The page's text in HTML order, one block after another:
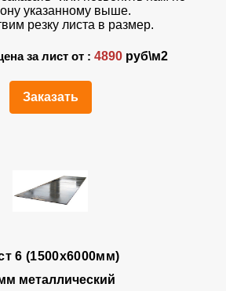
указанному выше.
резку листа в размер.
за лист от : 4890руб\м2
Заказать
6 (1500х6000мм)
металлический